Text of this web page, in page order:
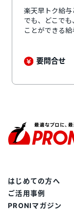
楽天早トク給
でも、どこで
ことができる
取れば、給料
るほか、振込
行以外の銀行口
要問合せ
はじめての方へ
ご活用事例
PRONIマガジン